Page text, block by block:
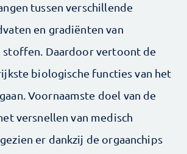
tussen verschillende
en gradiënten van
stoffen. Daardoor vertoont de
biologische functies van het
Voornaamste doel van de
versnellen van medisch
er dankzij de orgaanchips